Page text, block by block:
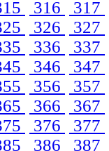
316
317
326
327
336
337
346
347
356
357
366
367
376
377
386
387